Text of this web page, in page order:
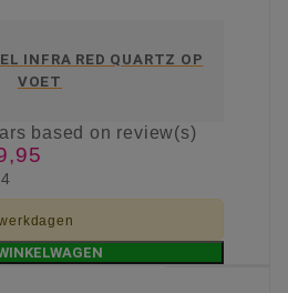
INFRA RED QUARTZ OP
VOET
based on review(s)